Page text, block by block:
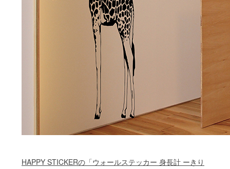
HAPPY STICKERの「ウォールステッカー 身長計 ーきり